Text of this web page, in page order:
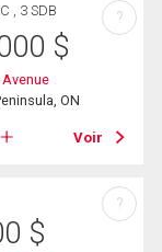
, 3 SDB
$
ON
Voir
?
$
?